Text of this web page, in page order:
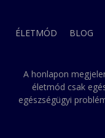
ÉLETMÓD BLOG
A honlapon
életmód csak
egészségügyi